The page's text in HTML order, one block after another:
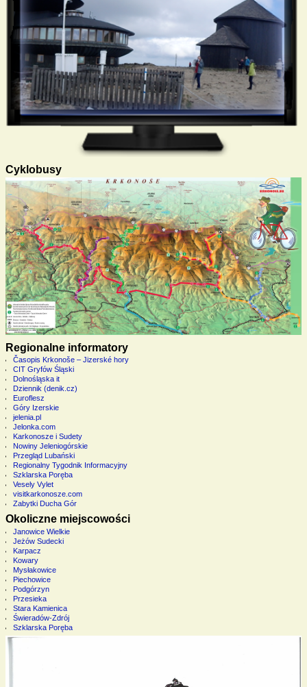
Cyklobusy
Regionalne informatory
Časopis Krkonoše – Jizerské hory
CIT Gryfów Śląski
Dolnośląska it
Dziennik (denik.cz)
Euroflesz
Góry Izerskie
jelenia.pl
Jelonka.com
Karkonosze i Sudety
Nowiny Jeleniogórskie
Przegląd Lubański
Regionalny Tygodnik Informacyjny
Szklarska Poręba
Vesely Vylet
visitkarkonosze.com
Zabytki Ducha Gór
Okoliczne miejscowości
Janowice Wielkie
Jeżów Sudecki
Karpacz
Kowary
Mysłakowice
Piechowice
Podgórzyn
Przesieka
Stara Kamienica
Świeradów-Zdrój
Szklarska Poręba